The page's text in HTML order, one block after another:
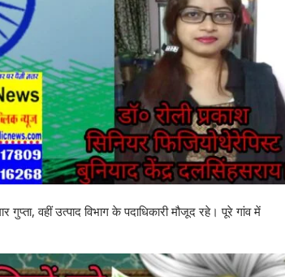
वहीं उत्पाद विभाग के पदाधिकारी मौजूद रहे। पूरे गांव में